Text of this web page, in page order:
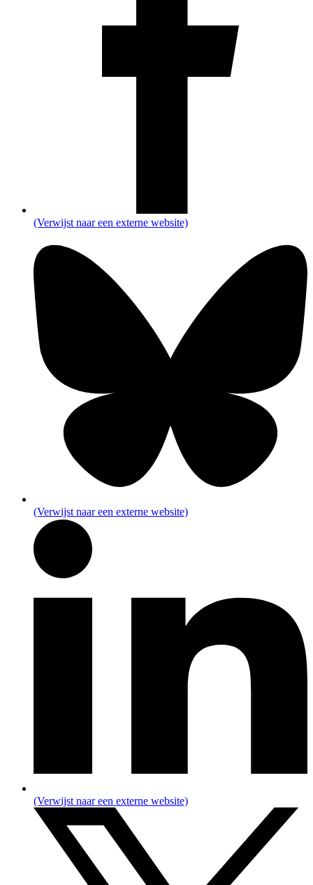
(Verwijst naar een externe website)
(Verwijst naar een externe website)
(Verwijst naar een externe website)